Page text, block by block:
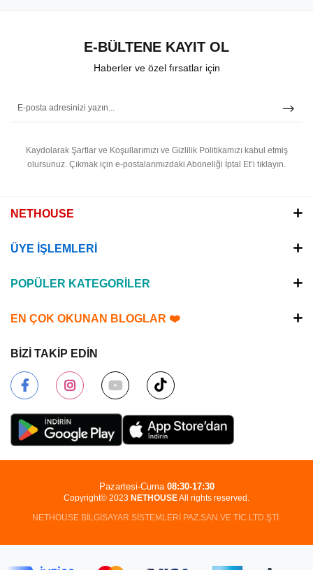
E-BÜLTENE KAYIT OL
Haberler ve özel fırsatlar için
Kaydolarak Şartlar ve Koşullarımızı ve Gizlilik Politikamızı kabul etmiş
olursunuz. Çıkmak için e-postalarımızdaki Aboneliği İptal Et’i tıklayın.
NETHOUSE
ÜYE İŞLEMLERİ
POPÜLER KATEGORİLER
EN ÇOK OKUNAN BLOGLAR ❤️
BİZİ TAKİP EDİN
Copyright© 2023 NETHOUSEAll rights reserved.
NETHOUSE BİLGİSAYAR SİSTEMLERİ PAZ.SAN.VE TİC.LTD.ŞTİ.
Pazartesi-Cuma 08:30-17:30